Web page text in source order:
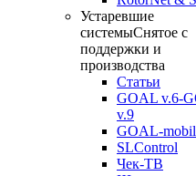
Устаревшие
системыСнятое с
поддержки и
производства
Статьи
GOAL v.6-
v.9
GOAL-
SLControl
Чек-ТВ